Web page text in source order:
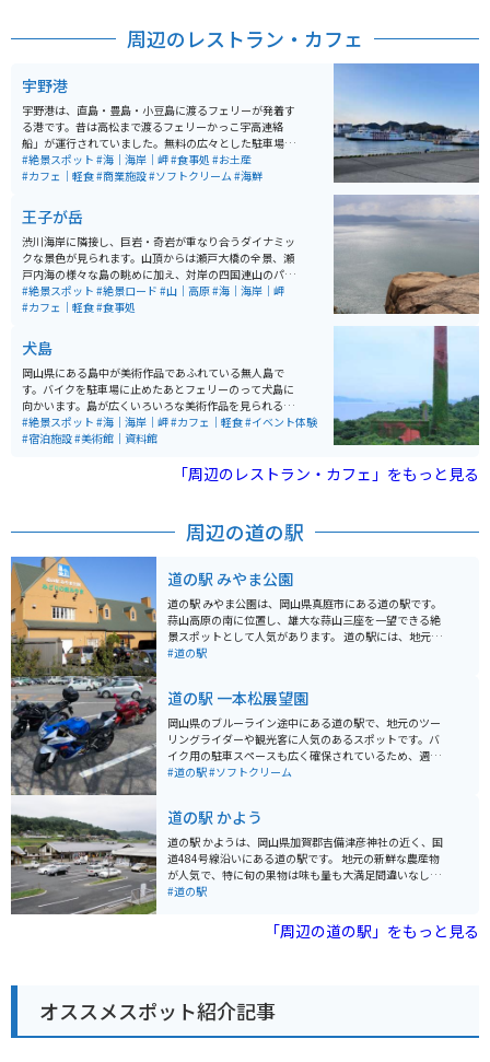
周辺のレストラン・カフェ
宇野港
宇野港は、直島・豊島・小豆島に渡るフェリーが発着す
る港です。昔は高松まで渡るフェリーかっこ宇高連絡
船」が運行されていました。無料の広々とした駐車場が
あり、車やバイク旅の立ち寄りスポットとしてはいい場
所です。
#絶景スポット #海｜海岸｜岬#食事処 #お土産
#カフェ｜軽食#商業施設#ソフトクリーム#海鮮
王子が岳
渋川海岸に隣接し、巨岩・奇岩が重なり合うダイナミッ
クな景色が見られます。山頂からは瀬戸大橋の全景、瀬
戸内海の様々な島の眺めに加え、対岸の四国連山のパノ
ラマが一望できるビュースポットです。
#絶景スポット #絶景ロード #山｜高原#海｜海岸｜岬
#カフェ｜軽食#食事処
犬島
岡山県にある島中が美術作品であふれている無人島で
す。バイクを駐車場に止めたあとフェリーのって犬島に
向かいます。島が広くいろいろな美術作品を見られる場
所です。岡山県の美術島の一つで魅力的な島なので訪れ
てみてはいかがでしょうか。
#絶景スポット #海｜海岸｜岬#カフェ｜軽食#イベント体験
#宿泊施設#美術館｜資料館
「周辺のレストラン・カフェ」をもっと見る
周辺の道の駅
道の駅 みやま公園
道の駅 みやま公園は、岡山県真庭市にある道の駅です。
蒜山高原の南に位置し、雄大な蒜山三座を一望できる絶
景スポットとして人気があります。 道の駅には、地元産
の新鮮な野菜や特産品を販売する物産コーナーや、蒜山
の道路状況などを得ることができます。 バイクで訪れる
場合、道の駅の駐車場は広々としており、駐車スペース
にも困ることはないでしょう。蒜山高原は、ワインディ
ングロードが続くツーリングスポットとしても人気があ
ります。道の駅 みやま公園を拠点に、蒜山高原を満喫す
設も充実しています。また、蒜山高原には、キャンプ場
や牧場など、自然を満喫できるレジャースポットもたく
さんあります。
#道の駅
道の駅 一本松展望園
岡山県のブルーライン途中にある道の駅で、地元のツー
リングライダーや観光客に人気のあるスポットです。バ
イク用の駐車スペースも広く確保されているため、週末
には多くのバイクが集まります。毎年1月2日には駐車場
処では地元の食材を使った料理が楽しめます。特に塩ソ
フトクリームは大人気で、一度食べるとまた食べたくな
る美味しさです。 展望台からは瀬戸内海を一望できま
す。道の駅内にはミニ鉄道公園もあり、家族連れにも楽
しめる施設が充実しています。季節ごとに変わる風景も
#道の駅#ソフトクリーム
道の駅 かよう
道の駅 かようは、岡山県加賀郡吉備津彦神社の近く、国
道484号線沿いにある道の駅です。 地元の新鮮な農産物
が人気で、特に旬の果物は味も量も大満足間違いなし。
食事処では、地元産の食材を使った素朴で美味しい料理
社や、自然豊かな吉備高原など観光スポットも充実して
おり、ツーリングの休憩場所としても最適です。 バイク
#道の駅
「周辺の道の駅」をもっと見る
オススメスポット紹介記事